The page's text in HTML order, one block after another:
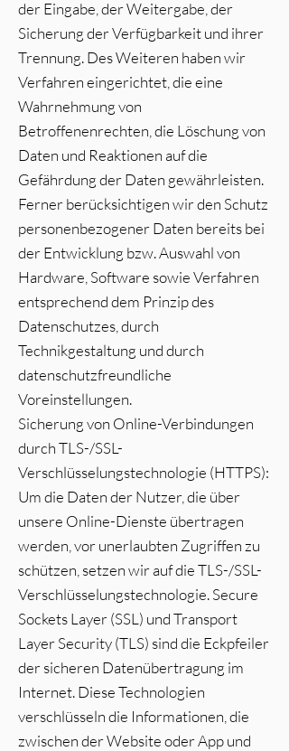
der Eingabe, der Weitergabe, der
Sicherung der Verfügbarkeit und ihrer
Trennung. Des Weiteren haben wir
Verfahren eingerichtet, die eine
Wahrnehmung von
Betroffenenrechten, die Löschung von
Daten und Reaktionen auf die
Gefährdung der Daten gewährleisten.
Ferner berücksichtigen wir den Schutz
personenbezogener Daten bereits bei
der Entwicklung bzw. Auswahl von
Hardware, Software sowie Verfahren
entsprechend dem Prinzip des
Datenschutzes, durch
Technikgestaltung und durch
datenschutzfreundliche
Voreinstellungen.
Sicherung von Online-Verbindungen
durch TLS-/SSL-
Verschlüsselungstechnologie (HTTPS):
Um die Daten der Nutzer, die über
unsere Online-Dienste übertragen
werden, vor unerlaubten Zugriffen zu
schützen, setzen wir auf die TLS-/SSL-
Verschlüsselungstechnologie. Secure
Sockets Layer (SSL) und Transport
Layer Security (TLS) sind die Eckpfeiler
der sicheren Datenübertragung im
Internet. Diese Technologien
verschlüsseln die Informationen, die
zwischen der Website oder App und